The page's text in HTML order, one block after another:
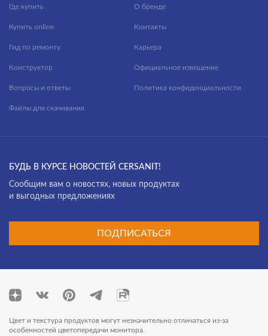
Где купить
Купить online
Гид по ремонту
Конструктор
Вопросы и ответы
Файлы для скачивания
О бренде
Контакты
Карьера
Официальное извещение
Политика конфиденциальности
БУДЬ В КУРСЕ НОВОСТЕЙ CERSANIT!
Cообщим вам о новостях, новых продуктах
и выгодных предложениях
ПОДПИСАТЬСЯ
Цвет и текстура продуктов могут незначительно отличаться из-за
особенностей цветопередачи монитора.